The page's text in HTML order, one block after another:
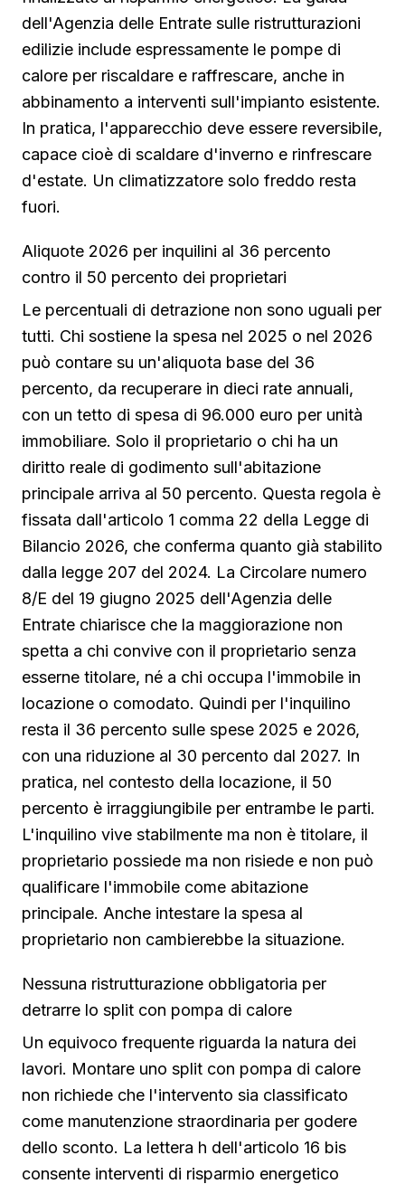
dell'Agenzia delle Entrate sulle ristrutturazioni
edilizie include espressamente le pompe di
calore per riscaldare e raffrescare, anche in
abbinamento a interventi sull'impianto esistente.
In pratica, l'apparecchio deve essere reversibile,
capace cioè di scaldare d'inverno e rinfrescare
d'estate. Un climatizzatore solo freddo resta
fuori.
Aliquote 2026 per inquilini al 36 percento
contro il 50 percento dei proprietari
Le percentuali di detrazione non sono uguali per
tutti. Chi sostiene la spesa nel 2025 o nel 2026
può contare su un'aliquota base del 36
percento, da recuperare in dieci rate annuali,
con un tetto di spesa di 96.000 euro per unità
immobiliare. Solo il proprietario o chi ha un
diritto reale di godimento sull'abitazione
principale arriva al 50 percento. Questa regola è
fissata dall'articolo 1 comma 22 della Legge di
Bilancio 2026, che conferma quanto già stabilito
dalla legge 207 del 2024. La Circolare numero
8/E del 19 giugno 2025 dell'Agenzia delle
Entrate chiarisce che la maggiorazione non
spetta a chi convive con il proprietario senza
esserne titolare, né a chi occupa l'immobile in
locazione o comodato. Quindi per l'inquilino
resta il 36 percento sulle spese 2025 e 2026,
con una riduzione al 30 percento dal 2027. In
pratica, nel contesto della locazione, il 50
percento è irraggiungibile per entrambe le parti.
L'inquilino vive stabilmente ma non è titolare, il
proprietario possiede ma non risiede e non può
qualificare l'immobile come abitazione
principale. Anche intestare la spesa al
proprietario non cambierebbe la situazione.
Nessuna ristrutturazione obbligatoria per
detrarre lo split con pompa di calore
Un equivoco frequente riguarda la natura dei
lavori. Montare uno split con pompa di calore
non richiede che l'intervento sia classificato
come manutenzione straordinaria per godere
dello sconto. La lettera h dell'articolo 16 bis
consente interventi di risparmio energetico